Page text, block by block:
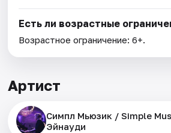
Есть ли возрастные
Возрастное ограничение: 6+.
Артист
Симпл Мьюзик / Simple
Эйнауди